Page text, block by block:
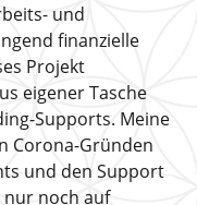
und
finanzielle
Projekt
eigener Tasche
Supports. Meine
Corona-Gründen
und den Support
noch auf